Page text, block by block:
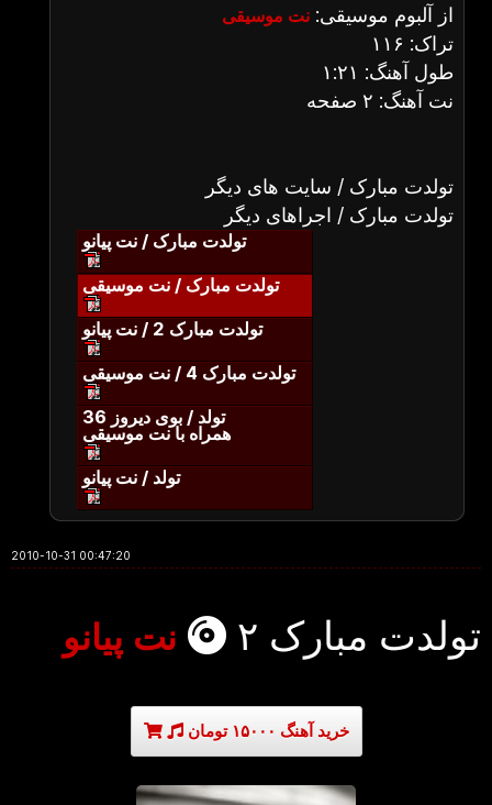
از آلبوم موسیقی: نت موسیقی
تراک: ۱۱۶
طول آهنگ: ۱:۲۱
نت آهنگ: ۲ صفحه
تولدت مبارک / سایت های دیگر
تولدت مبارک / اجراهای دیگر
تولدت مبارک / نت پیانو
تولدت مبارک / نت موسیقی
تولدت مبارک 2 / نت پیانو
تولدت مبارک 4 / نت موسیقی
تولد / بوی دیروز 36
همراه با نت موسیقی
تولد / نت پیانو
2010-10-31 00:47:20
تولدت مبارک ۲ نت پیانو
خرید آهنگ ۱۵۰۰۰ تومان